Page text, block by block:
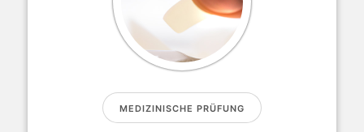
MEDIZINISCHE PRÜFUNG